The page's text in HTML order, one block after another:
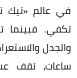
في عالم «تيك
تكفي. فبينما
والجدل
ساعات، تقف